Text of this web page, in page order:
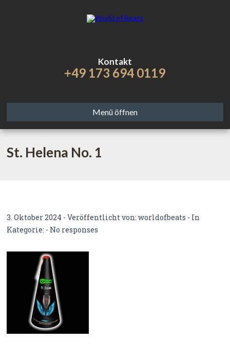
Kontakt
+49 173 694 0119
Menü öffnen
St. Helena No. 1
3. Oktober 2024 - Veröffentlicht von:worldofbeats - In
Kategorie: - No responses